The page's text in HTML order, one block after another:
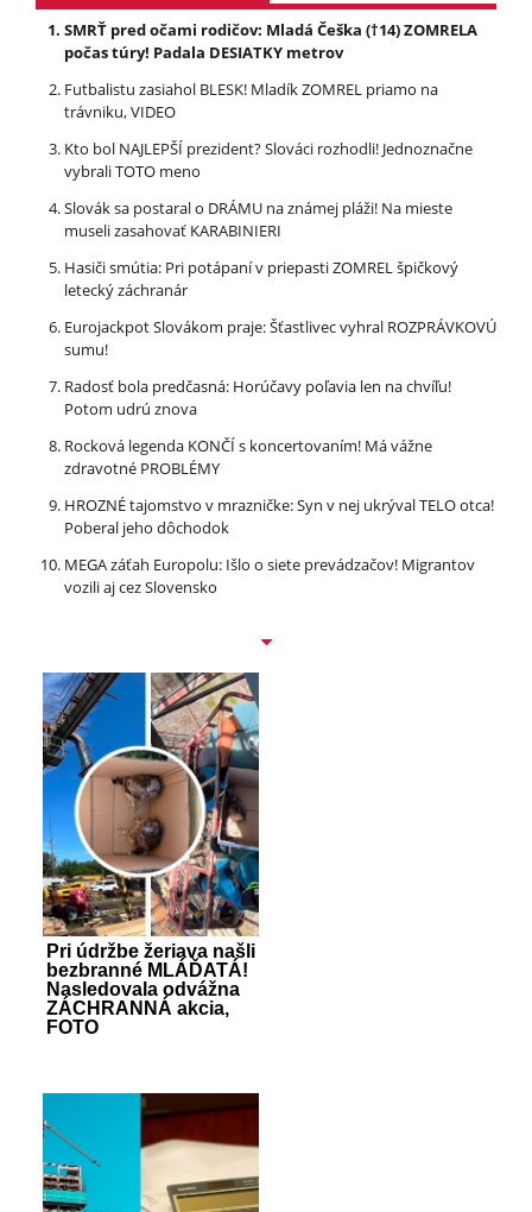
SMRŤ pred očami rodičov: Mladá Češka (†14) ZOMRELA
počas túry! Padala DESIATKY metrov
Futbalistu zasiahol BLESK! Mladík ZOMREL priamo na
trávniku, VIDEO
Kto bol NAJLEPŠÍ prezident? Slováci rozhodli! Jednoznačne
vybrali TOTO meno
Slovák sa postaral o DRÁMU na známej pláži! Na mieste
museli zasahovať KARABINIERI
Hasiči smútia: Pri potápaní v priepasti ZOMREL špičkový
letecký záchranár
Eurojackpot Slovákom praje: Šťastlivec vyhral ROZPRÁVKOVÚ
sumu!
Radosť bola predčasná: Horúčavy poľavia len na chvíľu!
Potom udrú znova
Rocková legenda KONČÍ s koncertovaním! Má vážne
zdravotné PROBLÉMY
HROZNÉ tajomstvo v mrazničke: Syn v nej ukrýval TELO otca!
Poberal jeho dôchodok
MEGA záťah Europolu: Išlo o siete prevádzačov! Migrantov
vozili aj cez Slovensko
Pri údržbe žeriava našli
bezbranné MLÁĎATÁ!
Nasledovala odvážna
ZÁCHRANNÁ akcia,
FOTO